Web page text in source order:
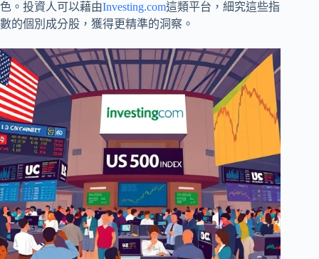
色。投資人可以藉由Investing.com這類平台，細究這些指
數的個別成分股，獲得更精準的洞察。